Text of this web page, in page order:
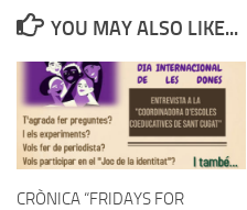
YOU MAY ALSO LIKE...
CRÒNICA “FRIDAYS FOR